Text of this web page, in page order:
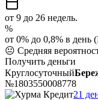
от 9 до 26 недель.
%
от 0% до 0,8% в
😐 Средняя
Получить деньги
Круглосуточный
№1803550008778
21